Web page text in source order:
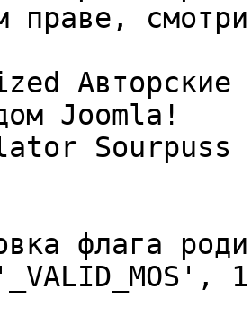
праве,
Авторские
Joomla!
Sourpuss
флага